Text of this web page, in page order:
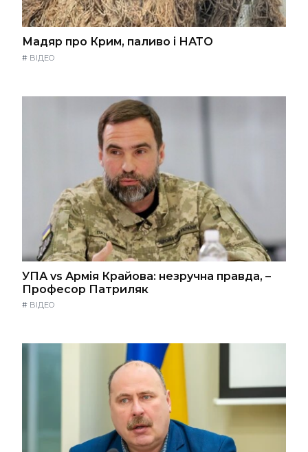
Мадяр про Крим, паливо і НАТО
# ВІДЕО
УПА vs Армія Крайова: незручна правда, –
Професор Патриляк
# ВІДЕО